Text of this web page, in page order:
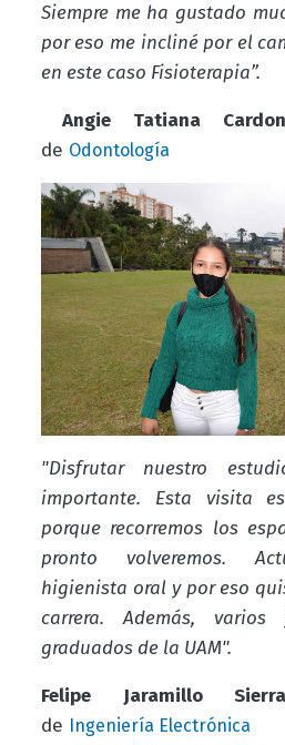
Siempre me ha gustado
por eso me incliné por el
en este caso Fisioterapia”.
Angie Tatiana
de Odontología
"Disfrutar nuestro
importante. Esta visita
porque recorremos los
pronto volveremos.
higienista oral y por eso
carrera. Además, varios
graduados de la UAM".
Felipe Jaramillo Sierra
de
Ingeniería Electrónica